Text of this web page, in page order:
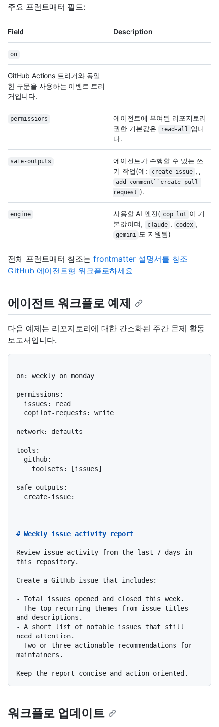
주요 프런트매터 필드:
Field Description
on
GitHub Actions 트리거와 동일
한 구문을 사용하는 이벤트 트리
거입니다.
permissions
에이전트에 부여된 리포지토리
권한 기본값은
read-all 입니
다.
safe-outputs
에이전트가 수행할 수 있는 쓰
기 작업(예:
create-issue , ,
add-comment``create-pull-
request ).
engine 사용할 AI 엔진( copilot 이 기
본값이며,
claude , codex ,
gemini 도 지원됨)
전체 프런트매터 참조는 frontmatter 설명서를 참조
GitHub 에이전트형 워크플로하세요.
에이전트 워크플로 예제
다음 예제는 리포지토리에 대한 간소화된 주간 문제 활동
보고서입니다.
---
on: weekly on monday
permissions:
network: defaults
tools:
safe-outputs:
---
# Weekly issue activity report
Review issue activity from the last 7 days in
this repository.
Create a GitHub issue that includes:
-
-
The top recurring themes from issue titles
-
A short list of notable issues that still
-
Two or three actionable recommendations for
maintainers.
워크플로 업데이트